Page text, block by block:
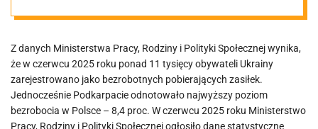
bezrobotnych
na Podkarpaciu
Z danych Ministerstwa Pracy, Rodziny i Polityki Społecznej wynika,
że w czerwcu 2025 roku ponad 11 tysięcy obywateli Ukrainy
zarejestrowano jako bezrobotnych pobierających zasiłek.
Jednocześnie Podkarpacie odnotowało najwyższy poziom
bezrobocia w Polsce – 8,4 proc. W czerwcu 2025 roku Ministerstwo
Pracy, Rodziny i Polityki Społecznej ogłosiło dane statystyczne